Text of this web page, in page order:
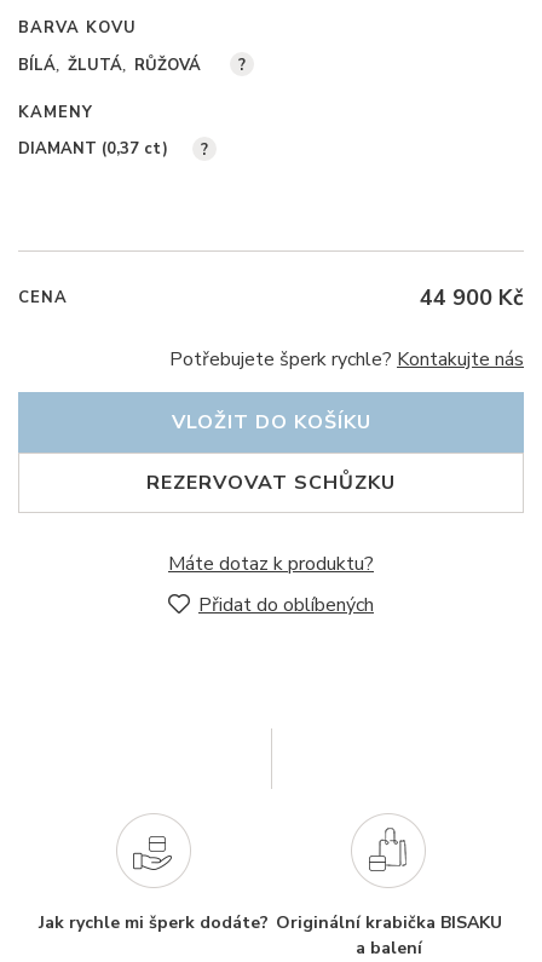
BARVA KOVU
BÍLÁ ŽLUTÁ RŮŽOVÁ ?
KAMENY
DIAMANT (0,37 ct) ?
CENA 44 900 Kč
Potřebujete šperk rychle? Kontakujte nás
REZERVOVAT SCHŮZKU
VLOŽIT DO KOŠÍKU
Máte dotaz k produktu?
Přidat do oblíbených
Jak rychle mi šperk dodáte? Originální krabička BISAKU
a balení